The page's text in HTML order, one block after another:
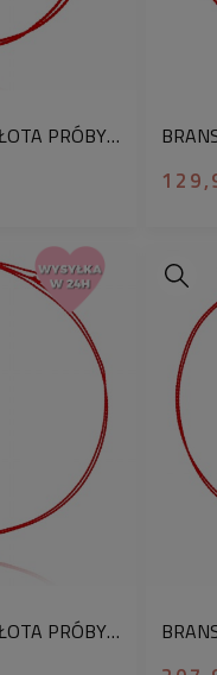
BRANSOLETKA 14 K ZŁOTA PRÓBY 585 MOTYLEK CZERWONA JEDWABNA NIĆ
BRANSOLETKA 14 K ZŁOTA PRÓBY 585 DWA SERDUSZKA CZERWONA JEDWABNA NIĆ